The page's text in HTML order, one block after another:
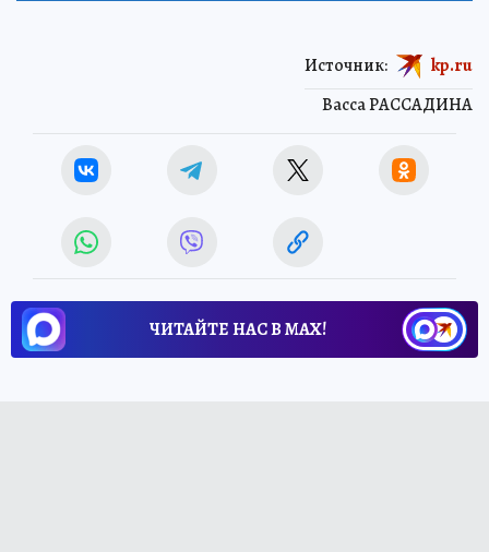
Васса РАССАДИНА
Источник: kp.ru
ЧИТАЙТЕ НАС В МАХ!